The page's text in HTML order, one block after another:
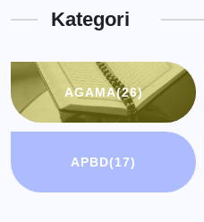
BandungKategori
AGAMA(26)
APBD(17)